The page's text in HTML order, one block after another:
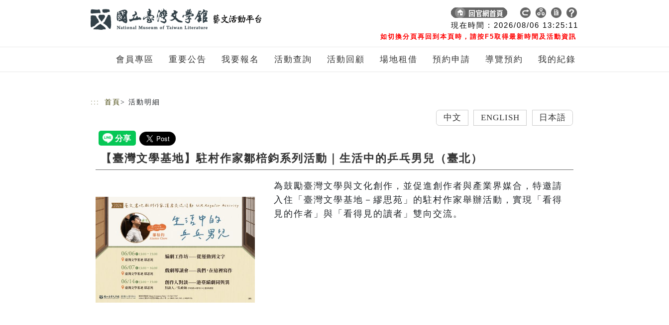
現在時間 : 2026/08/06 13:25:12
如切換分頁再回到本頁時，請按F5取得最新時間及活動資訊
會員專區 重要公告 我要報名 活動查詢 活動回顧 場地租借 預約申請 導覽預約 我的紀錄
::: 首頁 > 活動明細
ENGLISH 日本語
【臺灣文學基地】駐村作家鄒棓鈞系列活動｜生活中的乒乓男兒（臺北）
為鼓勵臺灣文學與文化創作，並促進創作者與產業界媒合，特邀請
入住「臺灣文學基地－繆思苑」的駐村作家舉辦活動，實現「看得
見的作者」與「看得見的讀者」雙向交流。